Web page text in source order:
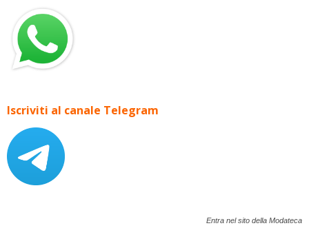
Iscriviti al canale Telegram
Entra nel sito della Modateca